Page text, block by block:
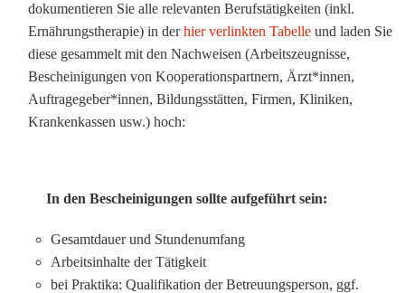
dokumentieren Sie alle relevanten Berufstätigkeiten (inkl.
Ernährungstherapie) in derhier verlinkten Tabelle und laden Sie
diese gesammelt mit den Nachweisen (Arbeitszeugnisse,
Bescheinigungen von Kooperationspartnern, Ärzt*innen,
Auftragegeber*innen, Bildungsstätten, Firmen, Kliniken,
Krankenkassen usw.) hoch:
In den Bescheinigungen sollte aufgeführt sein:
Gesamtdauer und Stundenumfang
Arbeitsinhalte der Tätigkeit
bei Praktika: Qualifikation der Betreuungsperson, ggf.